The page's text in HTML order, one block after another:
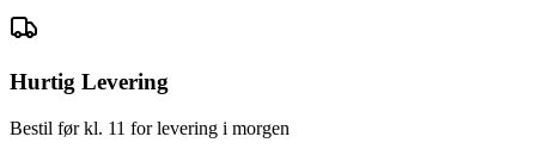
Hurtig Levering
Bestil før kl. 11 for levering i morgen